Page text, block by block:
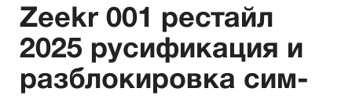
Zeekr 001 рестайл
2025 русификация и
разблокировка сим-